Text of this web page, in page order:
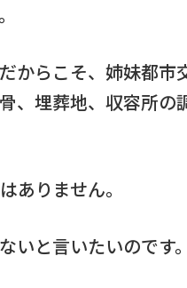
からこそ、姉妹都市
、埋葬地、収容所の
ありません。
いと言いたいのです。